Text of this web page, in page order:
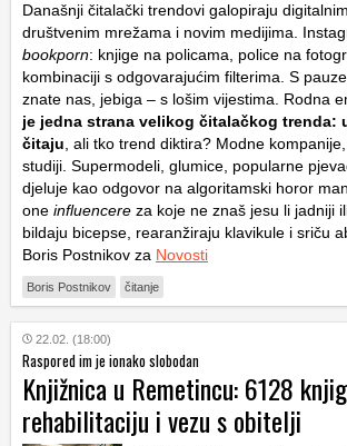
Današnji čitalački trendovi galopiraju
društvenim mrežama i novim medijima.
bookporn: knjige na policama, police na
kombinaciji s odgovarajućim filterima. S
znate nas, jebiga – s lošim vijestima. Rodna
je jedna strana velikog čitalačkog trenda:
čitaju, ali tko trend diktira? Modne
studiji. Supermodeli, glumice, popularne
djeluje kao odgovor na algoritamski horor
one influencere za koje ne znaš jesu li jadniji
bildaju bicepse, rearanžiraju klavikule i sriču
Boris Postnikov za Novosti
Boris Postnikov čitanje
22.02. (18:00)
Raspored im je ionako slobodan
Knjižnica u Remetincu: 6128
rehabilitaciju i vezu s obitelji